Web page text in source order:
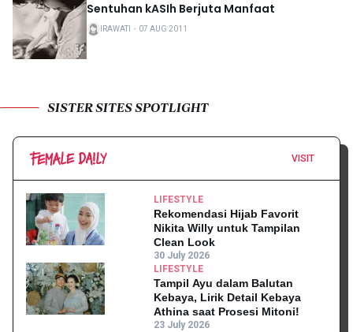
Sentuhan kASIh Berjuta Manfaat
IRAWATI ・ 07 AUG 2011
SISTER SITES SPOTLIGHT
VISIT
LIFESTYLE
Rekomendasi Hijab Favorit
Nikita Willy untuk Tampilan
Clean Look
30 July 2026
LIFESTYLE
Tampil Ayu dalam Balutan
Kebaya, Lirik Detail Kebaya
Athina saat Prosesi Mitoni!
23 July 2026